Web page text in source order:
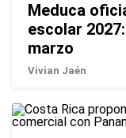
Meduca
escolar
marzo
Vivian Jaén